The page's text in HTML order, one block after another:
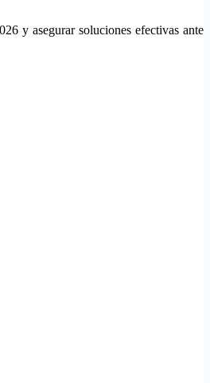
y asegurar soluciones efectivas ante